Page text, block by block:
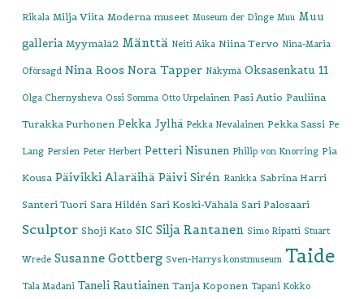
Rikala Milja Viita Moderna museet Museum der Dinge Muu Muu
galleria Myymälä2 Mänttä Neiti Aika Niina Tervo Nina-Maria
Oförsagd Nina Roos Nora Tapper Näkymä Oksasenkatu 11
Olga Chernysheva Ossi Somma Otto Urpelainen Pasi Autio Pauliina
Turakka Purhonen Pekka Jylhä Pekka Nevalainen Pekka Sassi Pe
Lang Persien Peter Herbert Petteri Nisunen Philip von Knorring Pia
Kousa Päivikki Alaräihä Päivi Sirén Rankka Sabrina Harri
Santeri Tuori Sara Hildén Sari Koski-Vähälä Sari Palosaari
Sculptor Shoji Kato SIC Silja Rantanen Simo Ripatti Stuart
Wrede Susanne Gottberg Sven-Harrys konstmuseum Taide
Tala Madani Taneli Rautiainen Tanja Koponen Tapani Kokko